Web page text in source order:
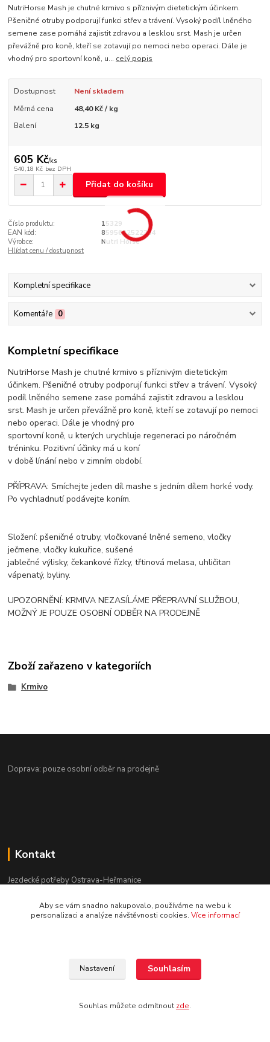
NutriHorse Mash je chutné krmivo s příznivým dietetickým účinkem.
Pšeničné otruby podporují funkci střev a trávení. Vysoký podíl lněného
semene zase pomáhá zajistit zdravou a lesklou srst. Mash je určen
převážně pro koně, kteří se zotavují po nemoci nebo operaci. Dále je
vhodný pro sportovní koně, u... celý popis
Dostupnost
Není skladem
Měrná cena
48,40 Kč / kg
Balení
12.5 kg
605 Kč/ks
540,18 Kč bez DPH
Přidat do košíku
Číslo produktu:
15329
EAN kód:
8595602522354
Výrobce:
Nutri Horse
Hlídat cenu / dostupnost
Kompletní specifikace
Komentáře 0
Kompletní specifikace
NutriHorse Mash je chutné krmivo s příznivým dietetickým
účinkem. Pšeničné otruby podporují funkci střev a trávení. Vysoký
podíl lněného semene zase pomáhá zajistit zdravou a lesklou
srst. Mash je určen převážně pro koně, kteří se zotavují po nemoci
nebo operaci. Dále je vhodný pro
sportovní koně, u kterých urychluje regeneraci po náročném
tréninku. Pozitivní účinky má u koní
v době línání nebo v zimním období.
PŘÍPRAVA: Smíchejte jeden díl mashe s jedním dílem horké vody.
Po vychladnutí podávejte koním.
Složení: pšeničné otruby, vločkované lněné semeno, vločky
ječmene, vločky kukuřice, sušené
jablečné výlisky, čekankové řízky, třtinová melasa, uhličitan
vápenatý, byliny.
UPOZORNĚNÍ: KRMIVA NEZASÍLÁME PŘEPRAVNÍ SLUŽBOU,
MOŽNÝ JE POUZE OSOBNÍ ODBĚR NA PRODEJNĚ
Zboží zařazeno v kategoriích
Krmivo
Doprava: pouze osobní odběr na prodejně
Kontakt
Jezdecké potřeby Ostrava-Heřmanice
596 236 147
Aby se vám snadno nakupovalo, používáme na webu k
personalizaci a analýze návštěvnosti cookies. Více informací
Nastavení Souhlasím
Souhlas můžete odmítnout zde.